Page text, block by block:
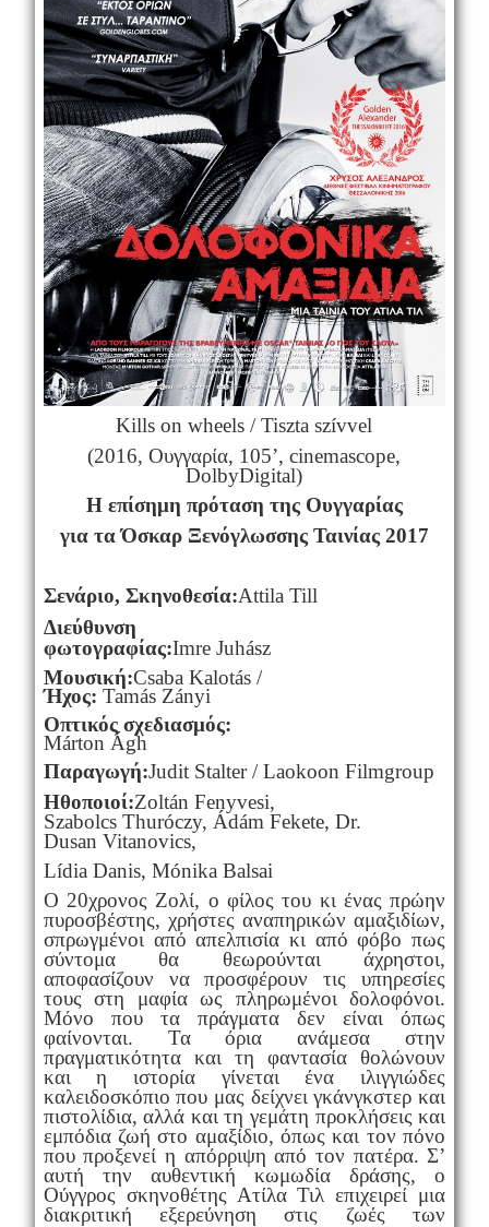
Kills on wheels / Tiszta szívvel
(2016, Ουγγαρία, 105’,cinemascope,
DolbyDigital)
Η επίσημη πρόταση της Ουγγαρίας
για τα Όσκαρ Ξενόγλωσσης Ταινίας 2017
Σενάριο, Σκηνοθεσία:Attila Till
Διεύθυνση
φωτογραφίας:Imre Juhász
Μουσική:Csaba Kalotás/
Ήχος: Tamás Zányi
Οπτικός σχεδιασμός:
Márton Ágh
Παραγωγή:Judit Stalter/Laokoon Filmgroup
Ηθοποιοί:Zoltán Fenyvesi,
Szabolcs Thuróczy, Ádám Fekete, Dr.
Dusan Vitanovics,
Lídia Danis, Mónika Balsai
Ο 20χρονος Ζολί, ο φίλος του κι ένας πρώην
πυροσβέστης, χρήστες αναπηρικών αμαξιδίων,
σπρωγμένοι από απελπισία κι από φόβο πως
σύντομα θα θεωρούνται άχρηστοι,
αποφασίζουν να προσφέρουν τις υπηρεσίες
τους στη μαφία ως πληρωμένοι δολοφόνοι.
Μόνο που τα πράγματα δεν είναι όπως
φαίνονται. Τα όρια ανάμεσα στην
πραγματικότητα και τη φαντασία θολώνουν
και η ιστορία γίνεται ένα ιλιγγιώδες
καλειδοσκόπιο που μας δείχνει γκάνγκστερ και
πιστολίδια, αλλά και τη γεμάτη προκλήσεις και
εμπόδια ζωή στο αμαξίδιο, όπως και τον πόνο
που προξενεί η απόρριψη από τον πατέρα. Σ’
αυτή την αυθεντική κωμωδία δράσης, ο
Ούγγρος σκηνοθέτης Ατίλα Τιλ επιχειρεί μια
διακριτική εξερεύνηση στις ζωές των